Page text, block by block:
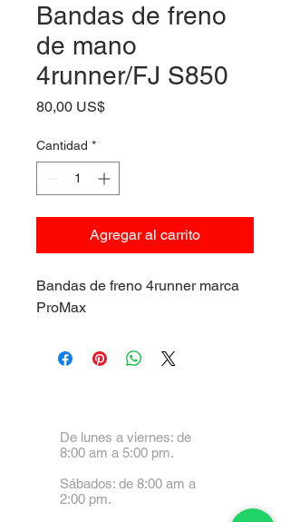
Bandas de freno
de mano
4runner/FJ S850
80,00 US$Precio
Cantidad *
Agregar al carrito
Bandas de freno 4runner marca
ProMax
De lunes a viernes: de
8:00 am a 5:00 pm.
Sábados: de 8:00 am a
2:00 pm.